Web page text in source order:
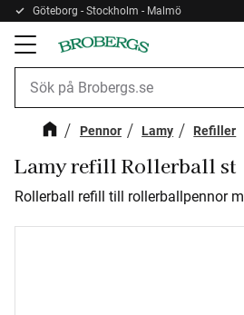
Meny
Göteborg - Stockholm - Malmö
Pennor Lamy Refiller
Lamy refill Rollerball st
Rollerball refill till rollerballpennor